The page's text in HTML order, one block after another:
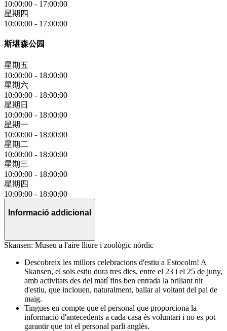
10:00:00 - 17:00:00
星期四
10:00:00 - 17:00:00
斯堪森公园
星期五
10:00:00 - 18:00:00
星期六
10:00:00 - 18:00:00
星期日
10:00:00 - 18:00:00
星期一
10:00:00 - 18:00:00
星期二
10:00:00 - 18:00:00
星期三
10:00:00 - 18:00:00
星期四
10:00:00 - 18:00:00
Informació addicional
Skansen: Museu a l'aire lliure i zoològic nòrdic
Descobreix les millors celebracions d'estiu a Estocolm! A
Skansen, el sols estiu dura tres dies, entre el 23 i el 25 de juny,
amb activitats des del matí fins ben entrada la brillant nit
d'estiu, que inclouen, naturalment, ballar al voltant del pal de
maig.
Tingues en compte que el personal que proporciona la
informació d'antecedents a cada casa és voluntari i no es pot
garantir que tot el personal parli anglès.